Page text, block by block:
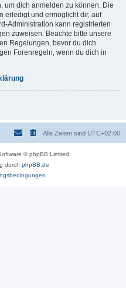
um dich anmelden zu können. Die
erledigt und ermöglicht dir, auf
Administration kann registrierten
zuweisen. Beachte bitte unsere
Regelungen, bevor du dich
Forenregeln, wenn du dich in
Alle Zeiten sind UTC+02:00
© phpBB Limited
durch phpBB.de